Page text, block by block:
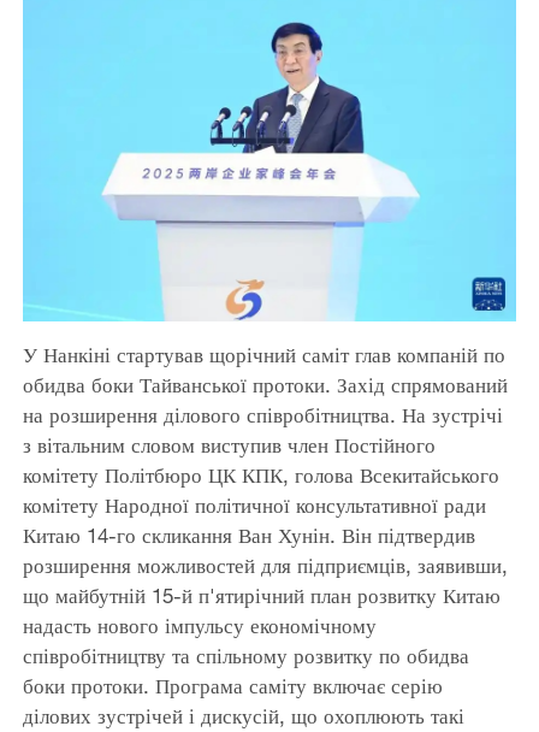
У Нанкіні стартував щорічний саміт глав компаній по
обидва боки Тайванської протоки. Захід спрямований
на розширення ділового співробітництва. На зустрічі
з вітальним словом виступив член Постійного
комітету Політбюро ЦК КПК, голова Всекитайського
комітету Народної політичної консультативної ради
Китаю 14-го скликання Ван Хунін. Він підтвердив
розширення можливостей для підприємців, заявивши,
що майбутній 15-й п'ятирічний план розвитку Китаю
надасть нового імпульсу економічному
співробітництву та спільному розвитку по обидва
боки протоки. Програма саміту включає серію
ділових зустрічей і дискусій, що охоплюють такі